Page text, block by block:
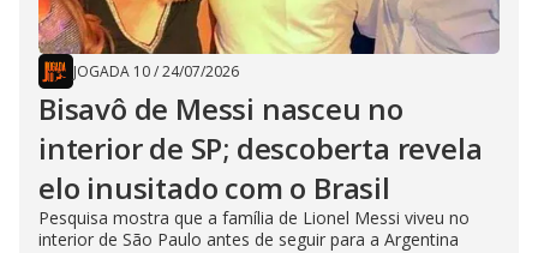
JOGADA 10/24/07/2026
Bisavô de Messi nasceu no
interior de SP; descoberta revela
elo inusitado com o Brasil
Pesquisa mostra que a família de Lionel Messi viveu no
interior de São Paulo antes de seguir para a Argentina